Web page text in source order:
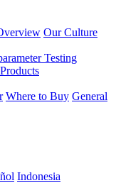
Our Culture
Testing
Where to Buy General
Indonesia